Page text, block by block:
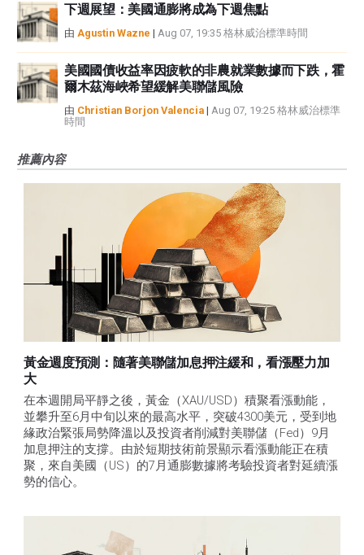
下週展望：美國通膨將成為下週焦點
由 Agustin Wazne | Aug 07, 19:35 格林威治標準時間
美國國債收益率因疲軟的非農就業數據而下跌，霍
爾木茲海峽希望緩解美聯儲風險
由 Christian Borjon Valencia | Aug 07, 19:25 格林威治標準
時間
推薦內容
黃金週度預測：隨著美聯儲加息押注緩和，看漲壓力加
大
在本週開局平靜之後，黃金（XAU/USD）積聚看漲動能，
並攀升至6月中旬以來的最高水平，突破4300美元，受到地
緣政治緊張局勢降溫以及投資者削減對美聯儲（Fed）9月
加息押注的支撐。由於短期技術前景顯示看漲動能正在積
聚，來自美國（US）的7月通膨數據將考驗投資者對延續漲
勢的信心。